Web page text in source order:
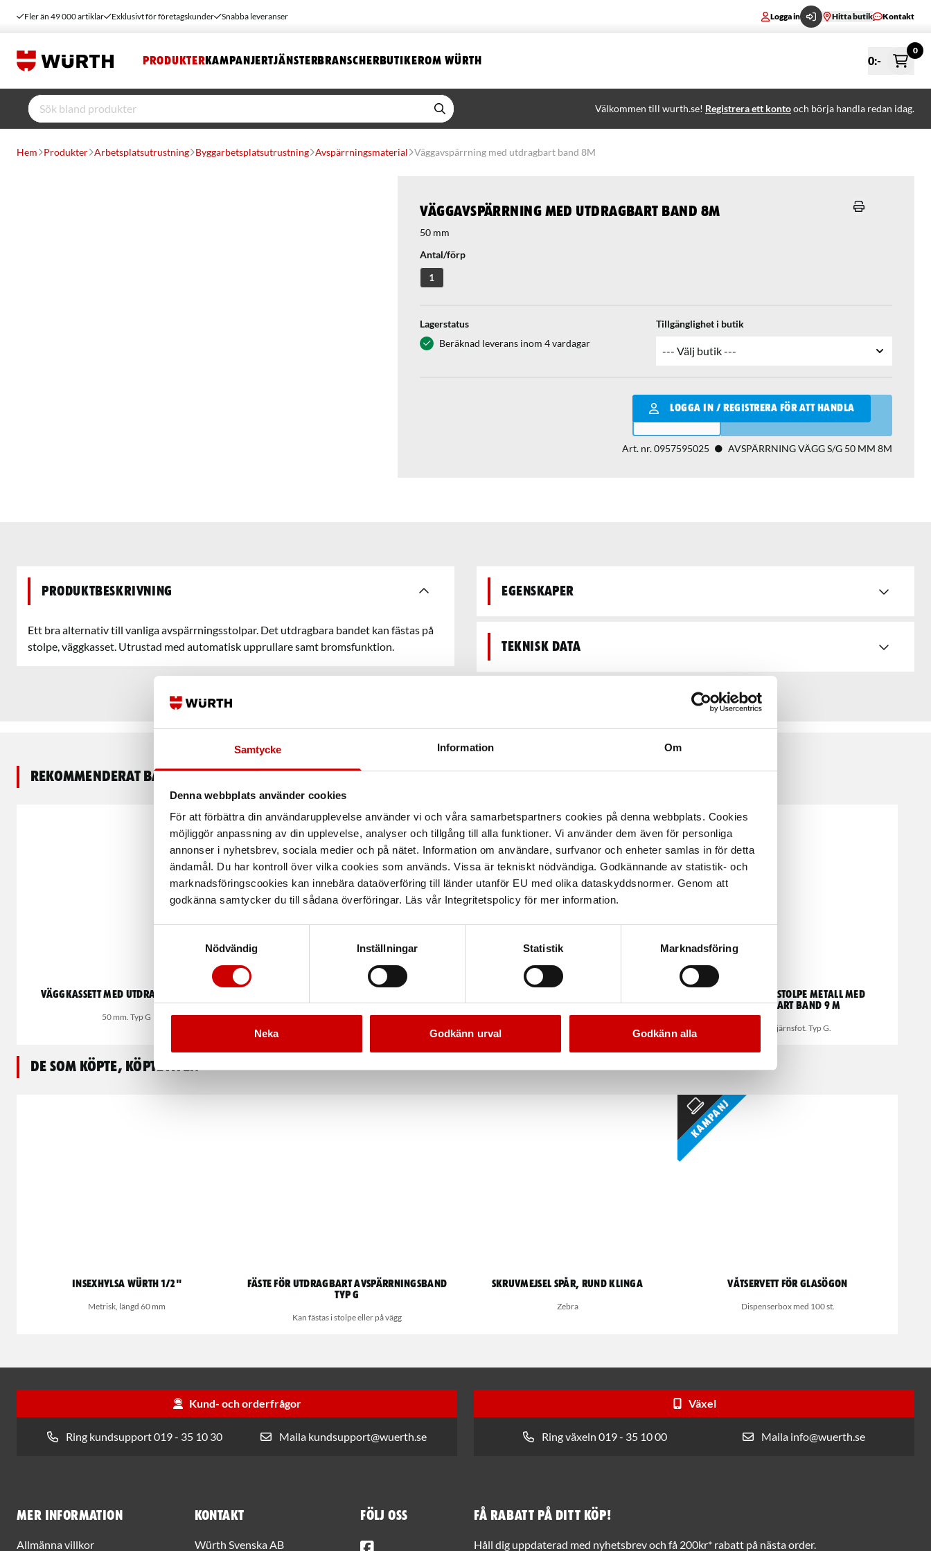
Samtycke Information Om
Denna webbplats använder cookies
För att förbättra din användarupplevelse använder vi och våra samarbetspartners cookies på denna webbplats. Cookies
möjliggör anpassning av din upplevelse, analyser och tillgång till alla funktioner. Vi använder dem även för personliga
annonser i nyhetsbrev, sociala medier och på nätet. Information om användare, surfvanor och enheter samlas in för detta
ändamål. Du har kontroll över vilka cookies som används. Vissa är tekniskt nödvändiga. Godkännande av statistik- och
marknadsföringscookies kan innebära dataöverföring till länder utanför EU med olika dataskyddsnormer. Genom att
godkänna samtycker du till sådana överföringar. Läs vår Integritetspolicy för mer information.
Nödvändig
Inställningar Statistik Marknadsföring
Neka Godkänn urval Godkänn alla
Fler än 49 000 artiklar Exklusivt för företagskunder Snabba leveranser Logga in Hitta butik Kontakt
PRODUKTER KAMPANJERTJÄNSTERBRANSCHERBUTIKEROM WÜRTH 0:-
0
Välkommen till wurth.se! Registrera ett kontooch börja handla redan idag.
Hem Produkter Arbetsplatsutrustning Byggarbetsplatsutrustning Avspärrningsmaterial Väggavspärrning med utdragbart band 8M
Väggavspärrning med utdragbart band 8M
50 mm
Antal/förp
1
Lagerstatus
Beräknad leverans inom 4 vardagar
Tillgänglighet i butik
LOGGA IN / REGISTRERA FÖR ATT HANDLA
Qantity
LÄGG I VARUKORGEN
Art. nr.0957595025 AVSPÄRRNING VÄGG S/G 50 MM 8M
Produktbeskrivning
Ett bra alternativ till vanliga avspärrningsstolpar. Det utdragbara bandet kan fästas på
stolpe, väggkasset. Utrustad med automatisk upprullare samt bromsfunktion.
Egenskaper
Teknisk data
Rekommenderat baserat på vald produkt
Väggkassett med utdragbart band
50 mm. Typ G
band 4M
Typ G
Avspärrningsstolpe metall med
utdragbart band 9 M
Med gjutjärnsfot. Typ G.
De som köpte, köpte även
Insexhylsa Würth 1/2"
Metrisk, längd 60 mm
Fäste för utdragbart avspärrningsband
Typ G
Kan fästas i stolpe eller på vägg
Skruvmejsel spår, rund klinga
Zebra
Kampanj
Våtservett för glasögon
Dispenserbox med 100 st.
Kund- och orderfrågor
Ring kundsupport 019 - 35 10 30 Maila kundsupport@wuerth.se
Växel
Ring växeln 019 - 35 10 00 Maila info@wuerth.se
Mer information
Allmänna villkor
Kontakt
Würth Svenska AB
Följ oss Få rabatt på ditt köp!
Håll dig uppdaterad med nyhetsbrev och få 200kr* rabatt på nästa order.